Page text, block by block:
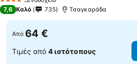
4 Αστέρια
7,6 Καλό 735 Τσαγκαράδα
Από 64 €
Τιμές από 4 ιστότοπους